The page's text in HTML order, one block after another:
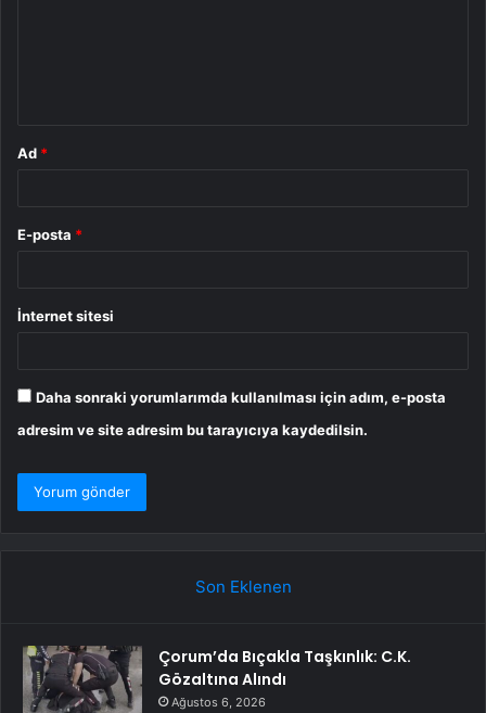
Ad *
E-posta *
İnternet sitesi
Daha sonraki yorumlarımda kullanılması için adım, e-posta
adresim ve site adresim bu tarayıcıya kaydedilsin.
Son Eklenen
Çorum’da Bıçakla Taşkınlık: C.K.
Gözaltına Alındı
Ağustos 6, 2026